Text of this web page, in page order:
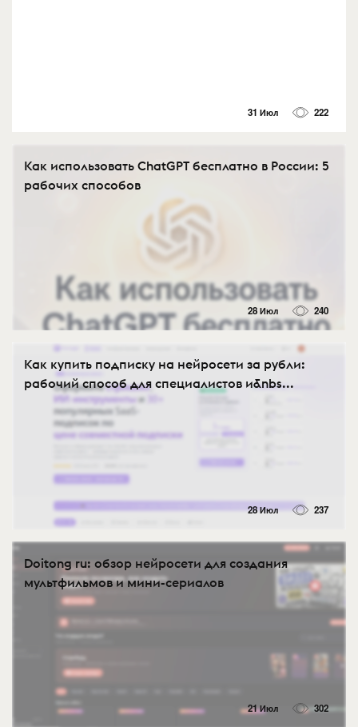
31 Июл 222
Как использовать ChatGPT бесплатно в России: 5
рабочих способов
28 Июл 240
Как купить подписку на нейросети за рубли:
рабочий способ для специалистов и&nbs...
28 Июл 237
Doitong ru: обзор нейросети для создания
мультфильмов и мини-сериалов
21 Июл 302